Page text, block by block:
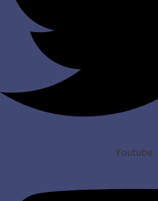
Youtube